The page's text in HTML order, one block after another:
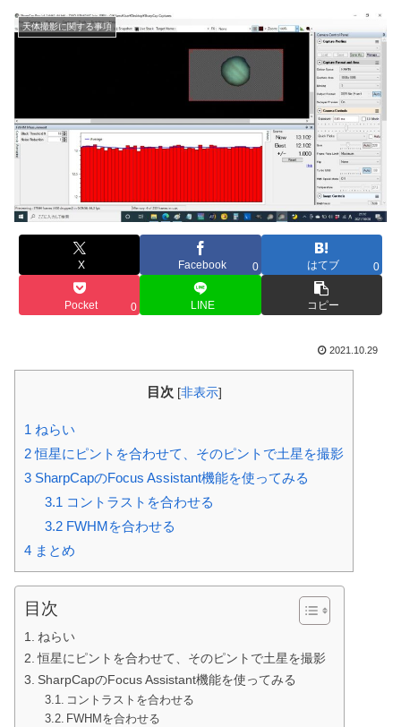
天体撮影に関する事項
X Facebook 0 はてブ 0
Pocket 0 LINE コピー
2021.10.29
目次 [非表示]
1 ねらい
2恒星にピントを合わせて、そのピントで土星を撮影
3 SharpCapのFocus Assistant機能を使ってみる
3.1 コントラストを合わせる
3.2FWHMを合わせる
4 まとめ
目次
ねらい
恒星にピントを合わせて、そのピントで土星を撮影
SharpCapのFocus Assistant機能を使ってみる
コントラストを合わせる
FWHMを合わせる